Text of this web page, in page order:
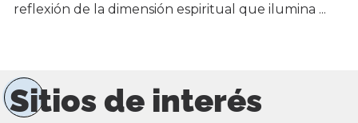
reflexión de la dimensión espiritual que ilumina ...
Sitios de interés